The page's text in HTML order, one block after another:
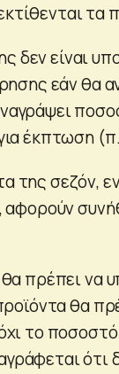
τα
είναι
εάν θα
έκπτωση
της σεζόν,
αφορούν
πρέπει να
θα
το
ότι